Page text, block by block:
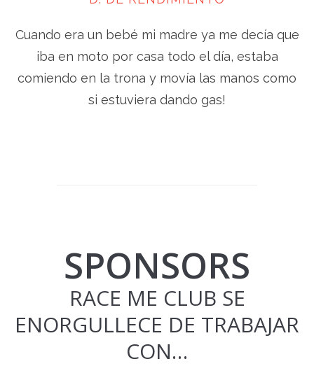
Cuando era un bebé mi madre ya me decía que
iba en moto por casa todo el día, estaba
comiendo en la trona y movía las manos como
si estuviera dando gas!
SPONSORS
RACE ME CLUB SE
ENORGULLECE DE TRABAJAR
CON…